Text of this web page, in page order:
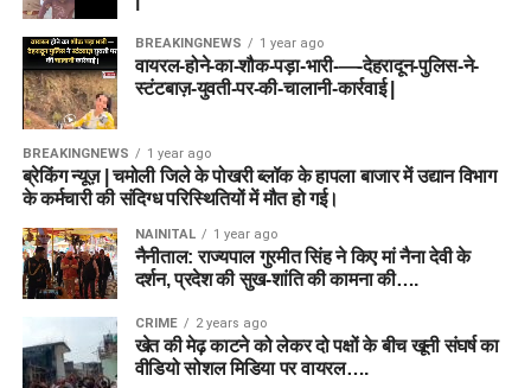
BREAKINGNEWS 1 year ago
वायरल-होने-का-शौक-पड़ा-भारी-—-देहरादून-पुलिस-ने-
स्टंटबाज़-युवती-पर-की-चालानी-कार्रवाई |
BREAKINGNEWS 1 year ago
ब्रेकिंग न्यूज़ | चमोली जिले के पोखरी ब्लॉक के हापला बाजार में उद्यान विभाग
के कर्मचारी की संदिग्ध परिस्थितियों में मौत हो गई।
NAINITAL 1 year ago
नैनीताल: राज्यपाल गुरमीत सिंह ने किए मां नैना देवी के
दर्शन, प्रदेश की सुख-शांति की कामना की….
CRIME 2 years ago
खेत की मेढ़ काटने को लेकर दो पक्षों के बीच खूनी संघर्ष का
वीडियो सोशल मिडिया पर वायरल….